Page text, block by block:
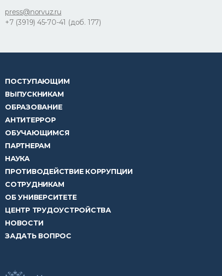
press@norvuz.ru
+7 (3919) 45-70-41 (доб. 177)
ПОСТУПАЮЩИМ
ВЫПУСКНИКАМ
ОБРАЗОВАНИЕ
АНТИТЕРРОР
ОБУЧАЮЩИМСЯ
ПАРТНЕРАМ
НАУКА
ПРОТИВОДЕЙСТВИЕ КОРРУПЦИИ
СОТРУДНИКАМ
ОБ УНИВЕРСИТЕТЕ
ЦЕНТР ТРУДОУСТРОЙСТВА
НОВОСТИ
ЗАДАТЬ ВОПРОС